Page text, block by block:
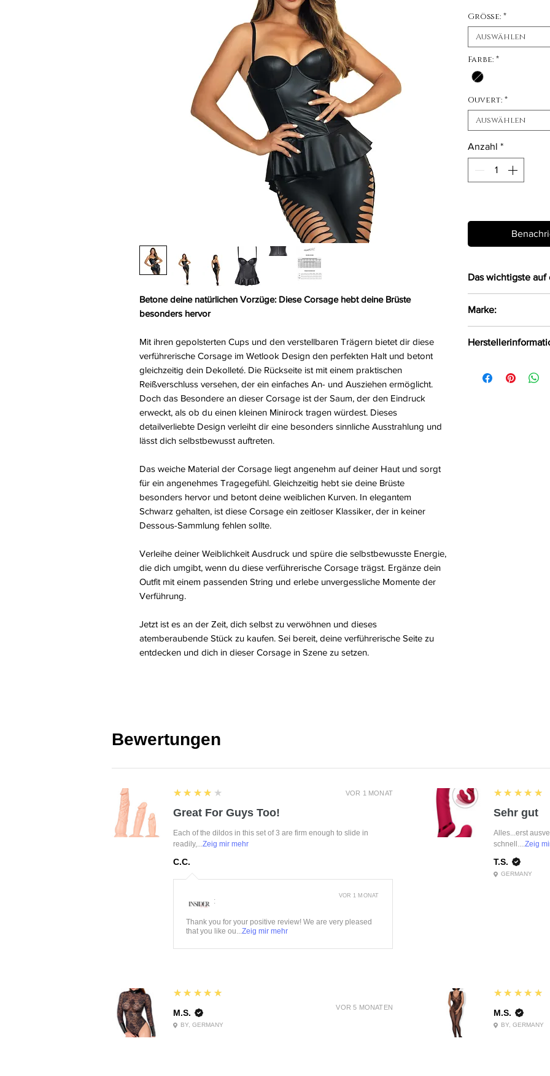
Betone deine natürlichen Vorzüge: Diese Corsage hebt deine Brüste
besonders hervor
Mit ihren gepolsterten Cups und den verstellbaren Trägern bietet dir diese
verführerische Corsage im Wetlook Design den perfekten Halt und betont
gleichzeitig dein Dekolleté. Die Rückseite ist mit einem praktischen
Reißverschluss versehen, der ein einfaches An- und Ausziehen ermöglicht.
Doch das Besondere an dieser Corsage ist der Saum, der den Eindruck
erweckt, als ob du einen kleinen Minirock tragen würdest. Dieses
detailverliebte Design verleiht dir eine besonders sinnliche Ausstrahlung und
lässt dich selbstbewusst auftreten.
Das weiche Material der Corsage liegt angenehm auf deiner Haut und sorgt
für ein angenehmes Tragegefühl. Gleichzeitig hebt sie deine Brüste
besonders hervor und betont deine weiblichen Kurven. In elegantem
Schwarz gehalten, ist diese Corsage ein zeitloser Klassiker, der in keiner
Dessous-Sammlung fehlen sollte.
Verleihe deiner Weiblichkeit Ausdruck und spüre die selbstbewusste Energie,
die dich umgibt, wenn du diese verführerische Corsage trägst. Ergänze dein
Outfit mit einem passenden String und erlebe unvergessliche Momente der
Verführung.
Jetzt ist es an der Zeit, dich selbst zu verwöhnen und dieses
atemberaubende Stück zu kaufen. Sei bereit, deine verführerische Seite zu
entdecken und dich in dieser Corsage in Szene zu setzen.
Größe: *
Auswählen
Farbe: *
Ouvert: *
Auswählen
Anzahl *
Das wichtigste auf
Mit
Trägern
Auf der
Am Saum sieht
Marke:
Białystok, Polen,
Bewertungen
VOR 1 MONAT
4
★★★★★
Great For Guys Too!
Each of the dildos in this set of 3 are firm enough to slide in
readily,...Zeig mir mehr
C.C.
:
Thank you for your positive review! We are very pleased
that you like ou...Zeig mir mehr
VOR 1 MONAT
5
★★★★★
Sehr gut
Alles...erst
schnell....Zeig
T.S.
GERMANY
VOR 5 MONATEN
5
★★★★★
M.S.
BY, GERMANY
5
★★★★★
M.S.
BY, GERMANY